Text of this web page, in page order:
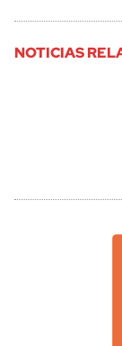
NOTICIAS